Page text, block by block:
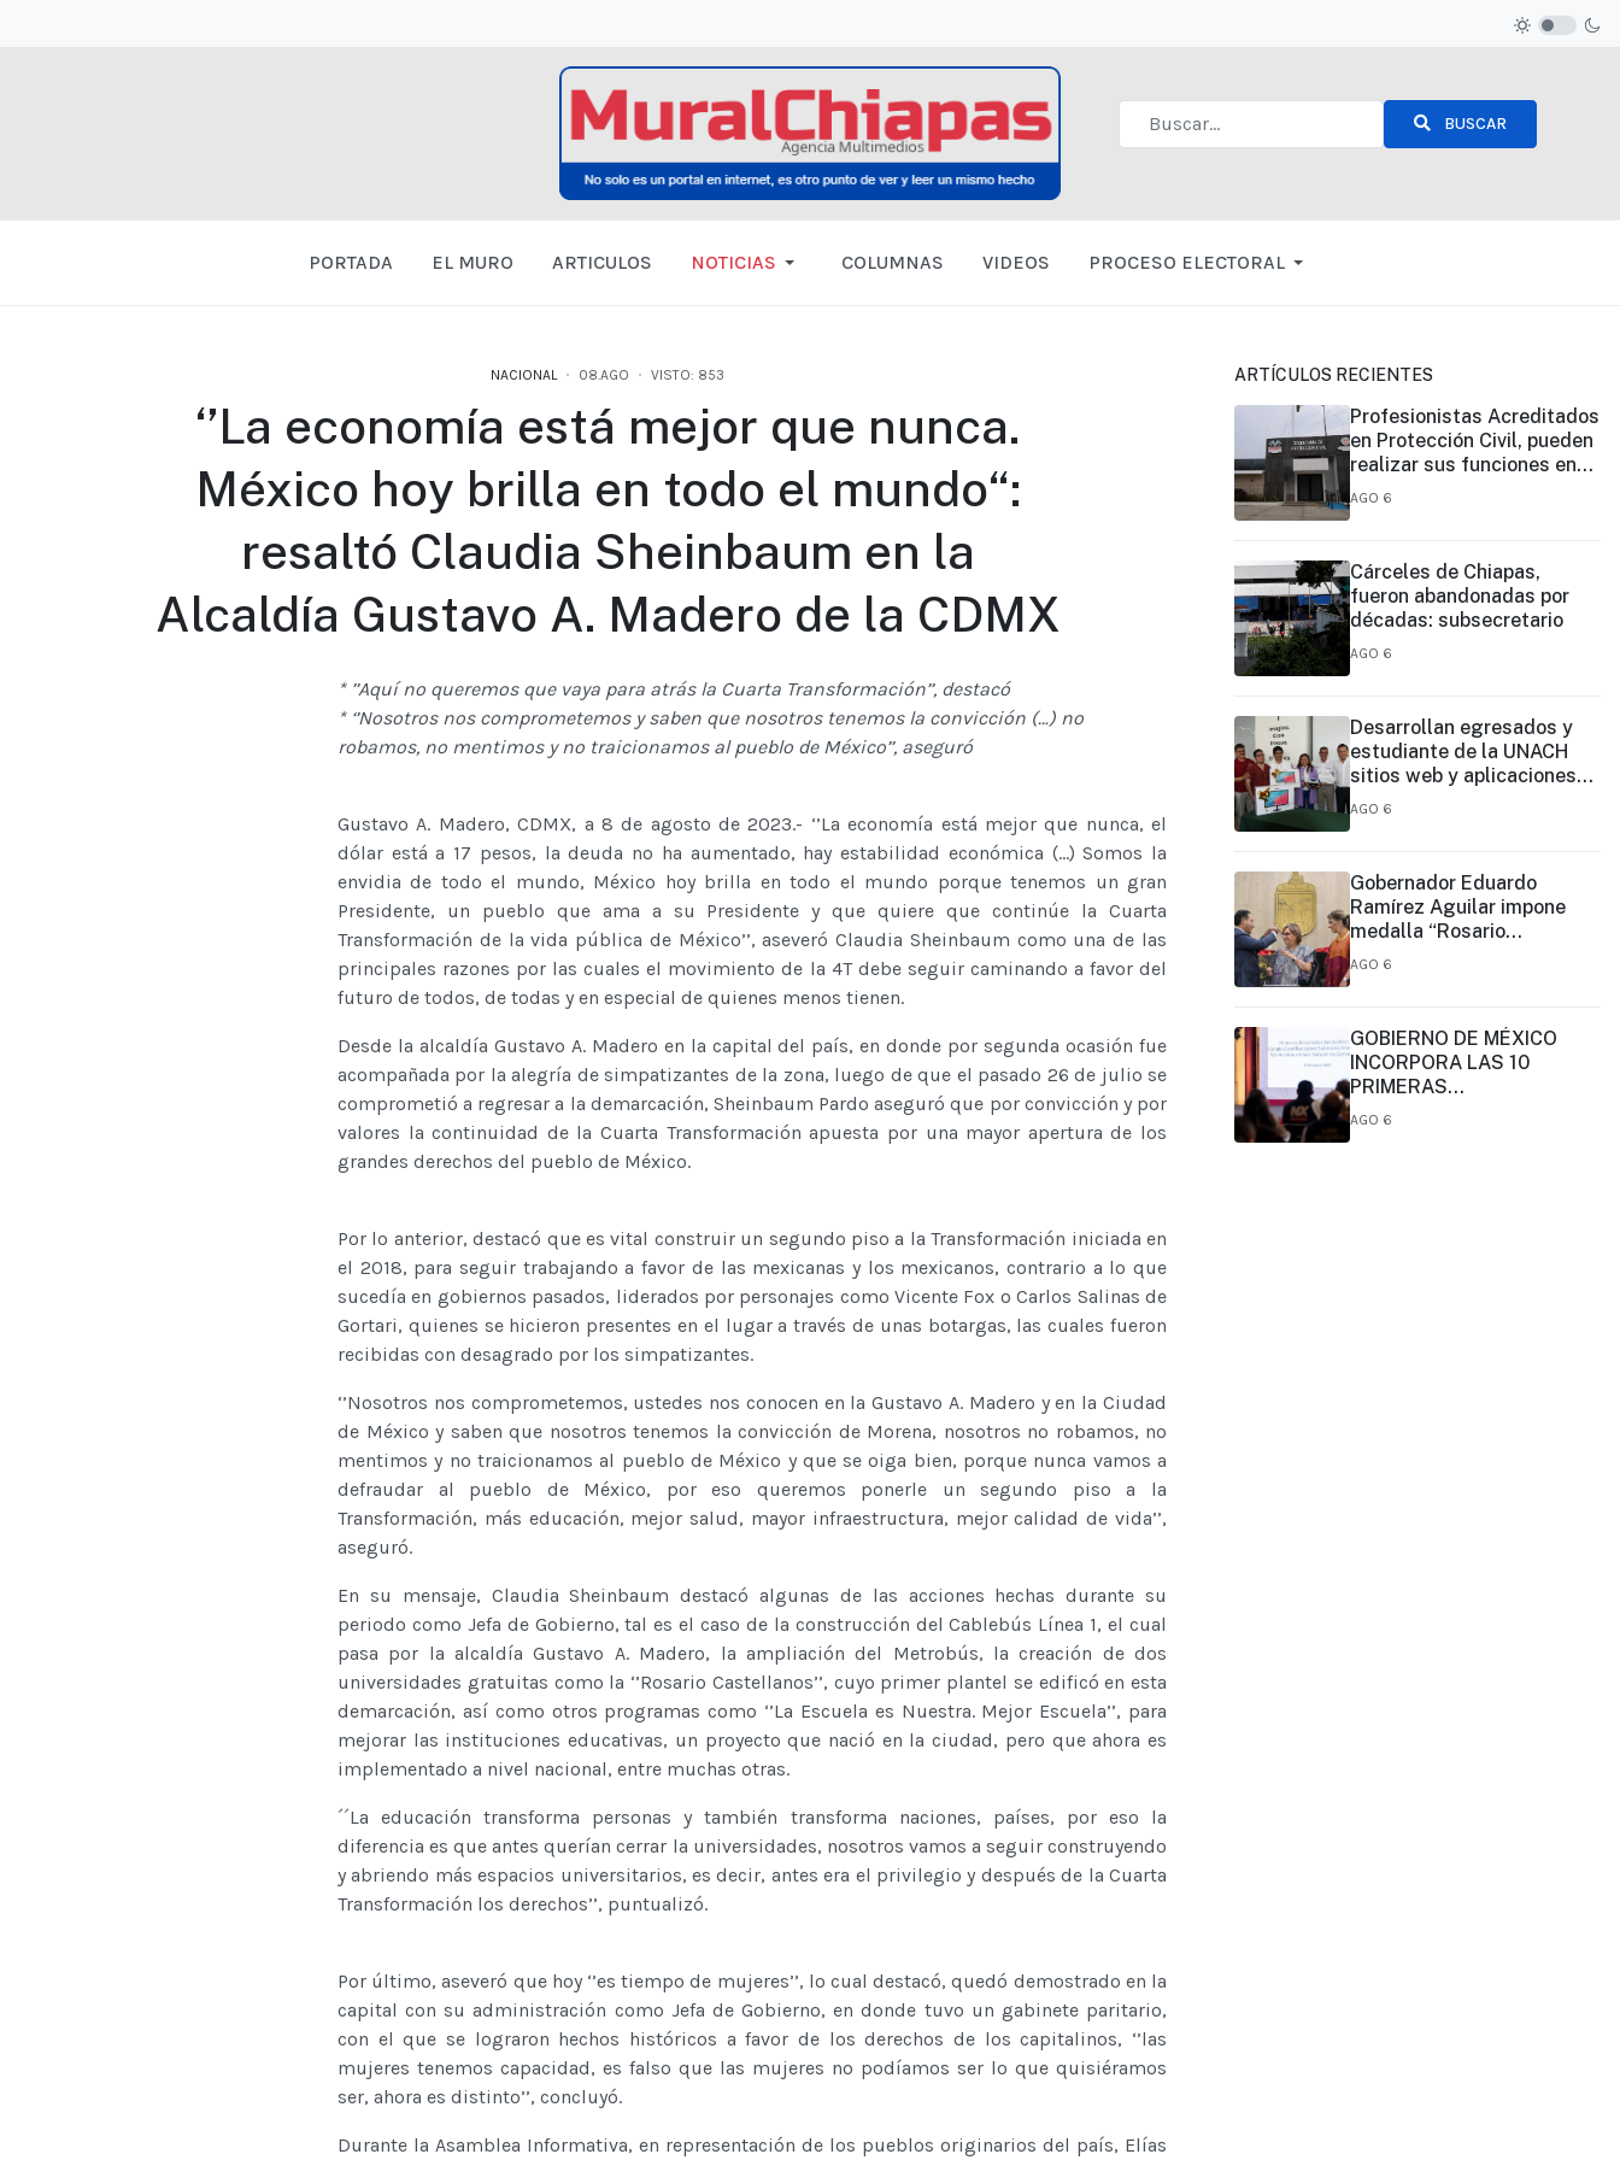
BUSCAR
PORTADA EL MURO ARTICULOS NOTICIAS COLUMNAS VIDEOS PROCESO ELECTORAL
NACIONAL 08.AGO VISTO: 853
‘’La economía está mejor que nunca.
México hoy brilla en todo el mundo“:
resaltó Claudia Sheinbaum en la
Alcaldía Gustavo A. Madero de la CDMX
* ’’Aquí no queremos que vaya para atrás la Cuarta Transformación’’, destacó
* ‘’Nosotros nos comprometemos y saben que nosotros tenemos la convicción (…) no
robamos, no mentimos y no traicionamos al pueblo de México’’, aseguró
Gustavo A. Madero, CDMX, a 8 de agosto de 2023.- ‘’La economía está mejor que nunca, el
dólar está a 17 pesos, la deuda no ha aumentado, hay estabilidad económica (…) Somos la
envidia de todo el mundo, México hoy brilla en todo el mundo porque tenemos un gran
Presidente, un pueblo que ama a su Presidente y que quiere que continúe la Cuarta
Transformación de la vida pública de México’’, aseveró Claudia Sheinbaum como una de las
principales razones por las cuales el movimiento de la 4T debe seguir caminando a favor del
futuro de todos, de todas y en especial de quienes menos tienen.
Desde la alcaldía Gustavo A. Madero en la capital del país, en donde por segunda ocasión fue
acompañada por la alegría de simpatizantes de la zona, luego de que el pasado 26 de julio se
comprometió a regresar a la demarcación, Sheinbaum Pardo aseguró que por convicción y por
valores la continuidad de la Cuarta Transformación apuesta por una mayor apertura de los
grandes derechos del pueblo de México.
Por lo anterior, destacó que es vital construir un segundo piso a la Transformación iniciada en
el 2018, para seguir trabajando a favor de las mexicanas y los mexicanos, contrario a lo que
sucedía en gobiernos pasados, liderados por personajes como Vicente Fox o Carlos Salinas de
Gortari, quienes se hicieron presentes en el lugar a través de unas botargas, las cuales fueron
recibidas con desagrado por los simpatizantes.
‘’Nosotros nos comprometemos, ustedes nos conocen en la Gustavo A. Madero y en la Ciudad
de México y saben que nosotros tenemos la convicción de Morena, nosotros no robamos, no
mentimos y no traicionamos al pueblo de México y que se oiga bien, porque nunca vamos a
defraudar al pueblo de México, por eso queremos ponerle un segundo piso a la
Transformación, más educación, mejor salud, mayor infraestructura, mejor calidad de vida’’,
aseguró.
En su mensaje, Claudia Sheinbaum destacó algunas de las acciones hechas durante su
periodo como Jefa de Gobierno, tal es el caso de la construcción del Cablebús Línea 1, el cual
pasa por la alcaldía Gustavo A. Madero, la ampliación del Metrobús, la creación de dos
universidades gratuitas como la ‘’Rosario Castellanos’’, cuyo primer plantel se edificó en esta
demarcación, así como otros programas como ‘’La Escuela es Nuestra. Mejor Escuela’’, para
mejorar las instituciones educativas, un proyecto que nació en la ciudad, pero que ahora es
implementado a nivel nacional, entre muchas otras.
´´La educación transforma personas y también transforma naciones, países, por eso la
diferencia es que antes querían cerrar la universidades, nosotros vamos a seguir construyendo
y abriendo más espacios universitarios, es decir, antes era el privilegio y después de la Cuarta
Transformación los derechos’’, puntualizó.
Por último, aseveró que hoy ‘’es tiempo de mujeres’’, lo cual destacó, quedó demostrado en la
capital con su administración como Jefa de Gobierno, en donde tuvo un gabinete paritario,
con el que se lograron hechos históricos a favor de los derechos de los capitalinos, ‘’las
mujeres tenemos capacidad, es falso que las mujeres no podíamos ser lo que quisiéramos
ser, ahora es distinto’’, concluyó.
Durante la Asamblea Informativa, en representación de los pueblos originarios del país, Elías
ARTÍCULOS RECIENTES
Profesionistas Acreditados
en Protección Civil, pueden
realizar sus funciones en
todo el estado
AGO 6
Cárceles de Chiapas,
fueron abandonadas por
décadas: subsecretario
AGO 6
Desarrollan egresados y
estudiante de la UNACH
sitios web y aplicaciones
móviles para la Cruz Roja y
AGO 6
Gobernador Eduardo
Ramírez Aguilar impone
medalla “Rosario
Castellanos” a Malú Mícher
AGO 6
GOBIERNO DE MÉXICO
INCORPORA LAS 10
PRIMERAS
CONCLUSIONES
AGO 6